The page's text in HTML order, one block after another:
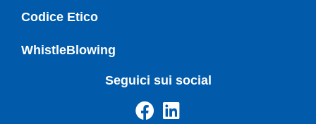
Codice Etico
WhistleBlowing
Seguici sui social